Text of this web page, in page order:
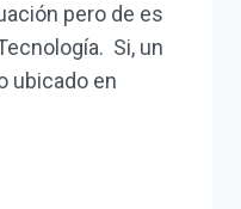
pero de es
Si, un
ubicado en